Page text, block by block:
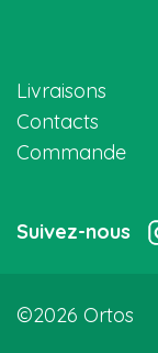
Livraisons
Contacts
Commande
Suivez-nous
©2026 Ortos